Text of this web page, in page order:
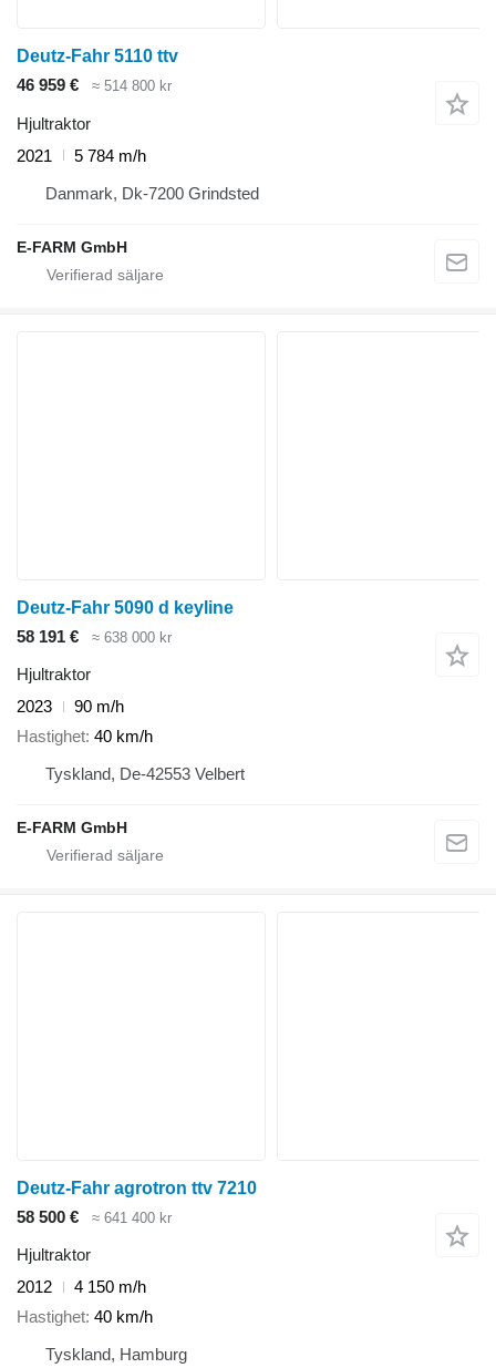
Deutz-Fahr 5110 ttv
46 959 €
≈ 514 800 kr
Hjultraktor
2021
5 784 m/h
Danmark, Dk-7200 Grindsted
E-FARM GmbH
Deutz-Fahr 5090 d keyline
58 191 €
≈ 638 000 kr
Hjultraktor
2023
90 m/h
Hastighet 40 km/h
Tyskland, De-42553 Velbert
E-FARM GmbH
Deutz-Fahr agrotron ttv 7210
58 500 €
≈ 641 400 kr
Hjultraktor
2012
4 150 m/h
Hastighet 40 km/h
Tyskland, Hamburg